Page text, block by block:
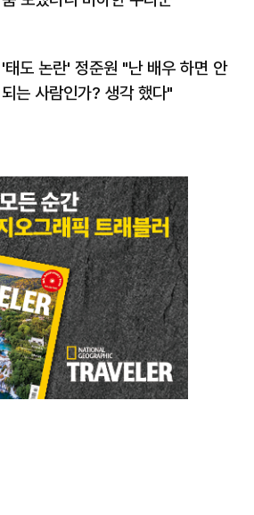
'태도 논란' 정준원 "난 배우 하면 안
되는 사람인가? 생각 했다"